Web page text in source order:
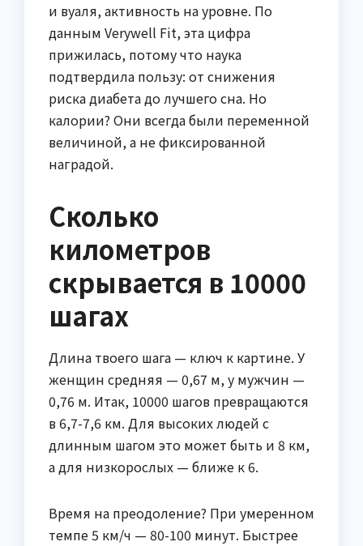
и вуаля, активность на уровне. По
данным Verywell Fit, эта цифра
прижилась, потому что наука
подтвердила пользу: от снижения
риска диабета до лучшего сна. Но
калории? Они всегда были переменной
величиной, а не фиксированной
наградой.
Сколько
километров
скрывается в 10000
шагах
Длина твоего шага — ключ к картине. У
женщин средняя — 0,67 м, у мужчин —
0,76 м. Итак, 10000 шагов превращаются
в 6,7-7,6 км. Для высоких людей с
длинным шагом это может быть и 8 км,
а для низкорослых — ближе к 6.
Время на преодоление? При умеренном
темпе 5 км/ч — 80-100 минут. Быстрее